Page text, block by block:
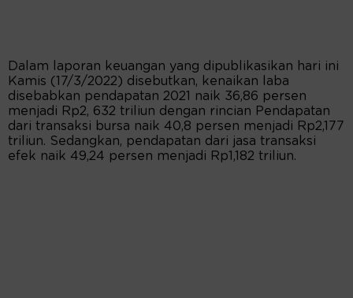
Dalam laporan keuangan yang dipublikasikan hari ini
Kamis (17/3/2022) disebutkan, kenaikan laba
disebabkan pendapatan 2021 naik 36,86 persen
menjadi Rp2, 632 triliun dengan rincian Pendapatan
dari transaksi bursa naik 40,8 persen menjadi Rp2,177
triliun. Sedangkan, pendapatan dari jasa transaksi
efek naik 49,24 persen menjadi Rp1,182 triliun.